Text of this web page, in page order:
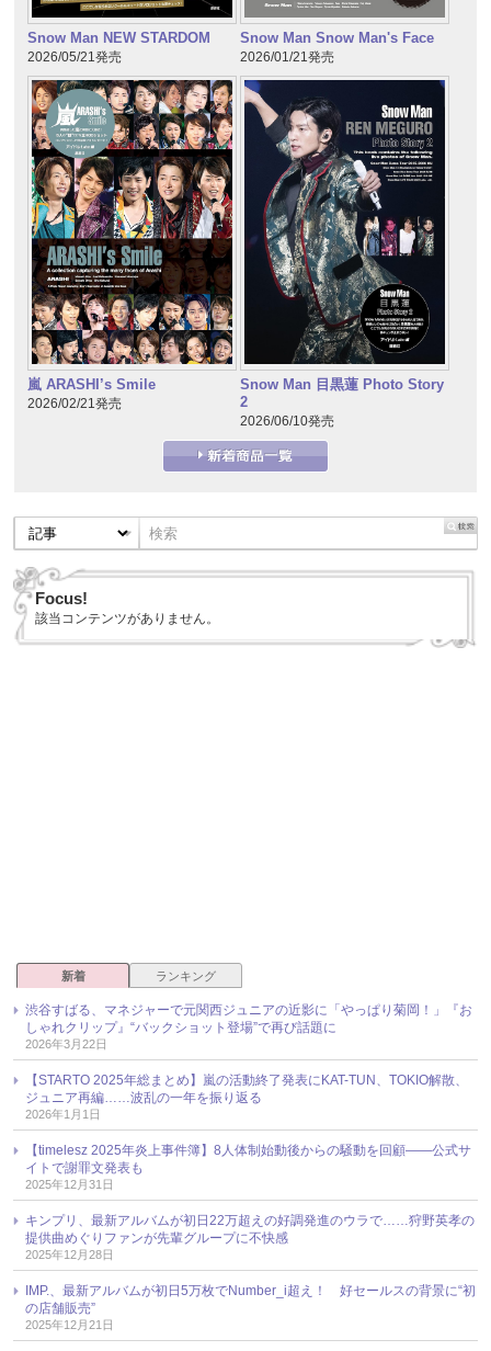
Snow Man NEW STARDOM
2026/05/21発売
Snow Man Snow Man's Face
2026/01/21発売
嵐 ARASHI’s Smile
2026/02/21発売
Snow Man 目黒蓮 Photo Story
2
2026/06/10発売
Focus!
該当コンテンツがありません。
新着 ランキング
渋谷すばる、マネジャーで元関西ジュニアの近影に「やっぱり菊岡！」『お
しゃれクリップ』“バックショット登場”で再び話題に
2026年3月22日
【STARTO 2025年総まとめ】嵐の活動終了発表にKAT-TUN、TOKIO解散、
ジュニア再編……波乱の一年を振り返る
2026年1月1日
【timelesz 2025年炎上事件簿】8人体制始動後からの騒動を回顧――公式サ
イトで謝罪文発表も
2025年12月31日
キンプリ、最新アルバムが初日22万超えの好調発進のウラで……狩野英孝の
提供曲めぐりファンが先輩グループに不快感
2025年12月28日
IMP.、最新アルバムが初日5万枚でNumber_i超え！ 好セールスの背景に“初
の店舗販売”
2025年12月21日